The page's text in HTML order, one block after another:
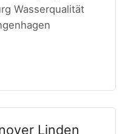
Wasserqualität
Linden